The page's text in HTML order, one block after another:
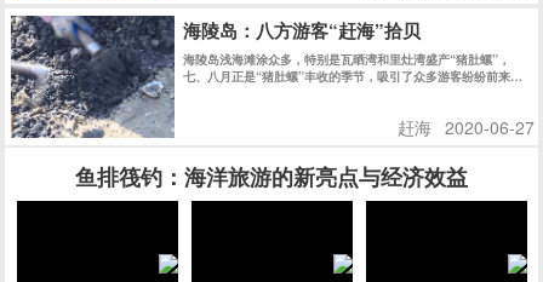
海陵岛：八方游客“赶海”拾贝
海陵岛浅海滩涂众多，特别是瓦晒湾和里灶湾盛产“猪肚螺”，
七、八月正是“猪肚螺”丰收的季节，吸引了众多游客纷纷前来赶
赶海 2020-06-27
鱼排筏钓：海洋旅游的新亮点与经济效益